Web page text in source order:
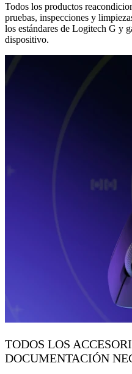
Todos los productos
pruebas, inspecciones y
los estándares de Logitech G y
dispositivo.
TODOS LOS
DOCUMENTACIÓN